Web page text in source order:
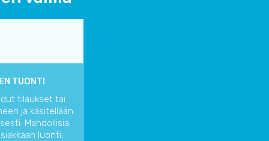
TUONTI
tilaukset tai
ja käsitellään
Mahdollisia
luonti,